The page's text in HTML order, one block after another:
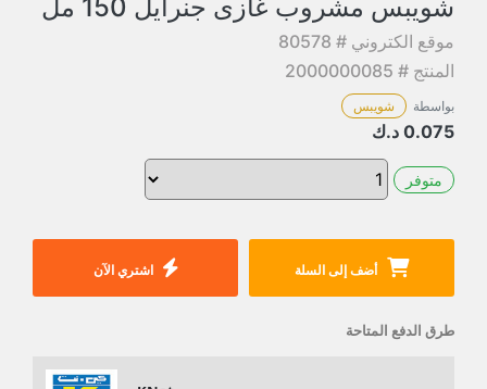
شويبس مشروب غازى جنرايل 150 مل
موقع الكتروني # 80578
المنتج # 2000000085
بواسطة شويبس
0.075 د.ك
متوفر
أضف إلى السلة اشتري الآن
طرق الدفع المتاحة